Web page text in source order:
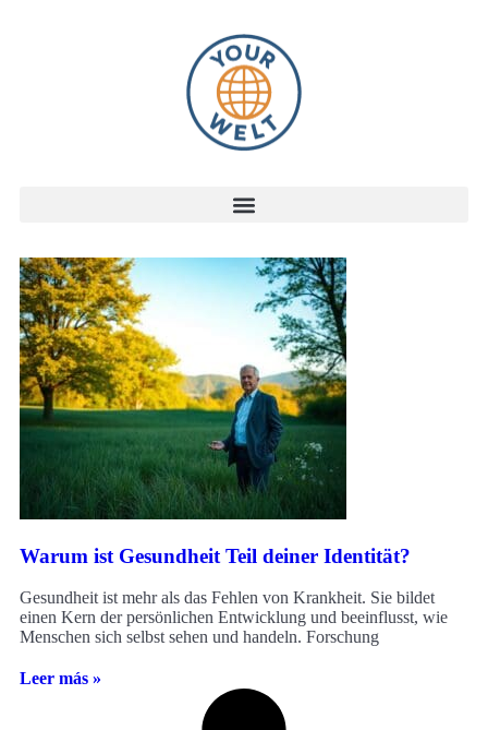
Warum ist Gesundheit Teil deiner Identität?
Gesundheit ist mehr als das Fehlen von Krankheit. Sie bildet
einen Kern der persönlichen Entwicklung und beeinflusst, wie
Menschen sich selbst sehen und handeln. Forschung
Leer más »